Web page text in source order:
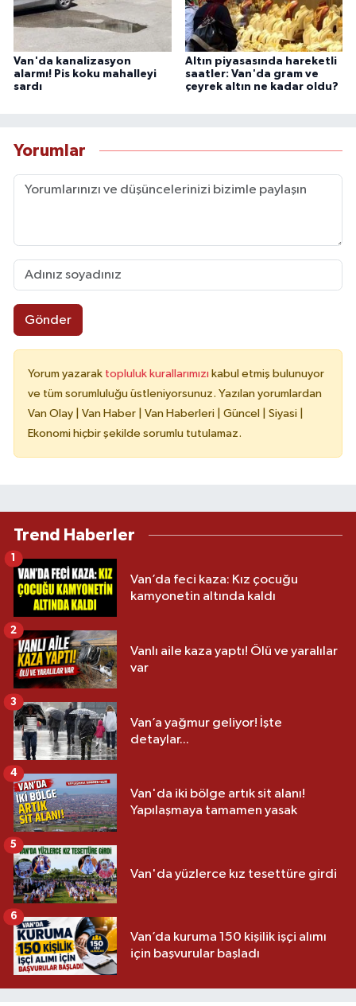
Van'da kanalizasyon
alarmı! Pis koku mahalleyi
sardı
Altın piyasasında hareketli
saatler: Van'da gram ve
çeyrek altın ne kadar oldu?
Yorumlar
Gönder
Yorum yazarak topluluk kurallarımızı kabul etmiş bulunuyor
ve tüm sorumluluğu üstleniyorsunuz. Yazılan yorumlardan
Van Olay | Van Haber | Van Haberleri | Güncel | Siyasi |
Ekonomi hiçbir şekilde sorumlu tutulamaz.
Trend Haberler
Van’da feci kaza: Kız çocuğu
kamyonetin altında kaldı
1
Vanlı aile kaza yaptı! Ölü ve yaralılar
var
2
Van’a yağmur geliyor! İşte
detaylar...
3
Van'da iki bölge artık sit alanı!
Yapılaşmaya tamamen yasak
4
Van'da yüzlerce kız tesettüre girdi
5
Van’da kuruma 150 kişilik işçi alımı
için başvurular başladı
6